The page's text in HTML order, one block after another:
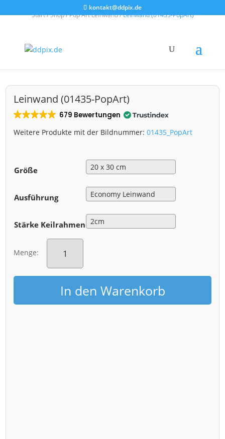
kontakt@ddpix.de
Start/Shop/Pop Art Leinwand/ Leinwand (01435-PopArt)
Leinwand (01435-PopArt)
679 Bewertungen
Weitere Produkte mit der Bildnummer:01435_PopArt
Größe
Ausführung
Stärke Keilrahmen
Menge:
Leinwand
(01435-
Menge
In den Warenkorb